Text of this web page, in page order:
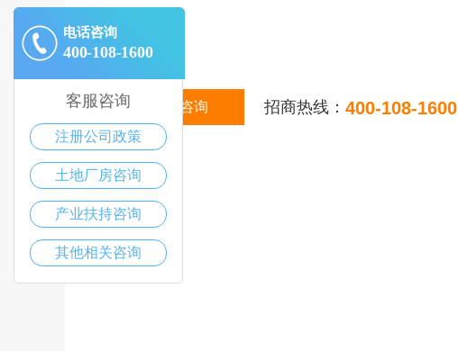
| 描述
在线咨询 招商热线： 400-108-1600
电话咨询
400-108-1600
客服咨询
注册公司政策
土地厂房咨询
产业扶持咨询
其他相关咨询